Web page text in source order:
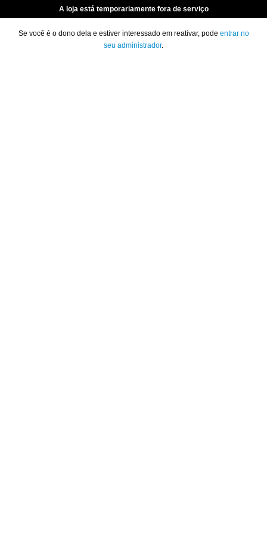
A loja está temporariamente fora de serviço
Se você é o dono dela e estiver interessado em reativar, pode entrar no
seu administrador.